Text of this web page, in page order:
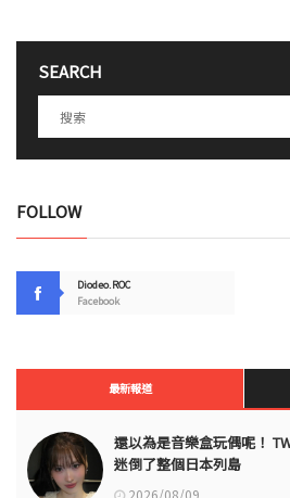
SEARCH
FOLLOW
Diodeo.ROC
Facebook
最新報道
還以為是音樂盒玩偶呢！
迷倒了整個日本列島